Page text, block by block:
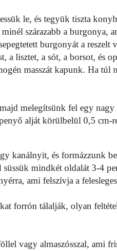
le, és tegyük tiszta
szárazabb a burgonya,
burgonyát a reszelt
a lisztet, a sót, a borsot, és
masszát kapunk. Ha túl
melegítsünk fel egy nagy
alját körülbelül 0,5 cm-
kanálnyit, és formázzunk
mindkét oldalát 3-4
ami felszívja a
forrón tálalják, olyan
vagy almaszósszal, ami